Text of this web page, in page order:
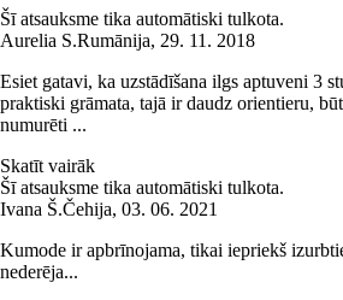
Šī atsauksme tika automātiski tulkota.
Aurelia S.Rumānija, 29. 11. 2018
Esiet gatavi, ka uzstādīšana ilgs aptuveni 3
praktiski grāmata, tajā ir daudz orientieru,
numurēti ...
Skatīt vairāk
Šī atsauksme tika automātiski tulkota.
Ivana Š.Čehija, 03. 06. 2021
Kumode ir apbrīnojama, tikai iepriekš
nederēja...